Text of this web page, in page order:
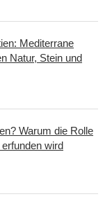
Mediterrane
Natur, Stein und
Warum die Rolle
wird